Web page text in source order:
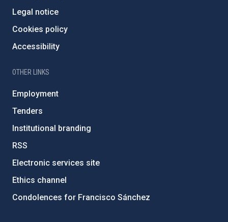
Legal notice
Cookies policy
Accessibility
OTHER LINKS
Employment
Tenders
Institutional branding
RSS
Electronic services site
Ethics channel
Condolences for Francisco Sánchez